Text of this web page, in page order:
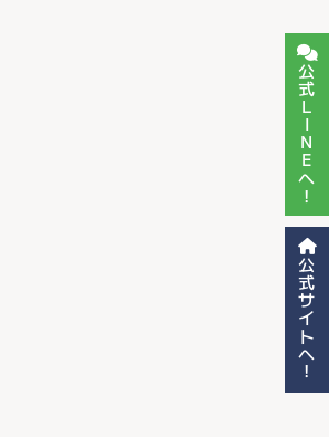
公式LINEへ！
公式サイトへ！